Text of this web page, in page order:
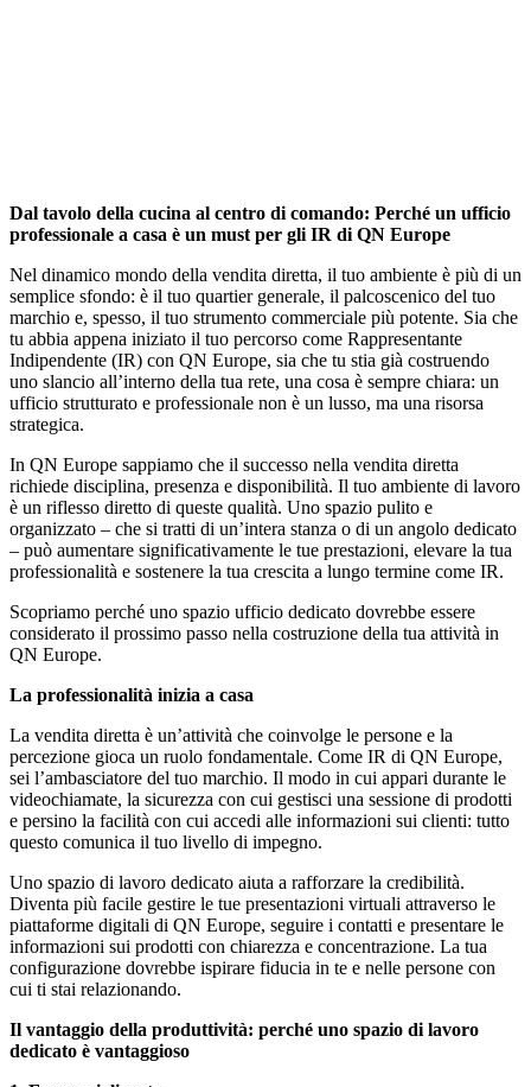
Dal tavolo della cucina al centro di comando: Perché un ufficio
professionale a casa è un must per gli IR di QN Europe
Nel dinamico mondo della vendita diretta, il tuo ambiente è più di un
semplice sfondo: è il tuo quartier generale, il palcoscenico del tuo
marchio e, spesso, il tuo strumento commerciale più potente. Sia che
tu abbia appena iniziato il tuo percorso come Rappresentante
Indipendente (IR) con QN Europe, sia che tu stia già costruendo
uno slancio all’interno della tua rete, una cosa è sempre chiara: un
ufficio strutturato e professionale non è un lusso, ma una risorsa
strategica.
In QN Europe sappiamo che il successo nella vendita diretta
richiede disciplina, presenza e disponibilità. Il tuo ambiente di lavoro
è un riflesso diretto di queste qualità. Uno spazio pulito e
organizzato – che si tratti di un’intera stanza o di un angolo dedicato
– può aumentare significativamente le tue prestazioni, elevare la tua
professionalità e sostenere la tua crescita a lungo termine come IR.
Scopriamo perché uno spazio ufficio dedicato dovrebbe essere
considerato il prossimo passo nella costruzione della tua attività in
QN Europe.
La professionalità inizia a casa
La vendita diretta è un’attività che coinvolge le persone e la
percezione gioca un ruolo fondamentale. Come IR di QN Europe,
sei l’ambasciatore del tuo marchio. Il modo in cui appari durante le
videochiamate, la sicurezza con cui gestisci una sessione di prodotti
e persino la facilità con cui accedi alle informazioni sui clienti: tutto
questo comunica il tuo livello di impegno.
Uno spazio di lavoro dedicato aiuta a rafforzare la credibilità.
Diventa più facile gestire le tue presentazioni virtuali attraverso le
piattaforme digitali di QN Europe, seguire i contatti e presentare le
informazioni sui prodotti con chiarezza e concentrazione. La tua
configurazione dovrebbe ispirare fiducia in te e nelle persone con
cui ti stai relazionando.
Il vantaggio della produttività: perché uno spazio di lavoro
dedicato è vantaggioso